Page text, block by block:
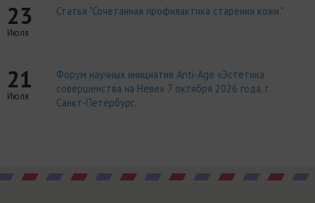
23
Июля
Статья "Сочетанная профилактика старения кожи."
21
Июля
Форум научных инициатив Anti-Age «Эстетика
совершенства на Неве» 7 октября 2026 года, г.
Санкт-Петербург.